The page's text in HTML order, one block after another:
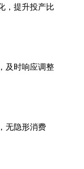
，提升投产比
及时响应调整
无隐形消费